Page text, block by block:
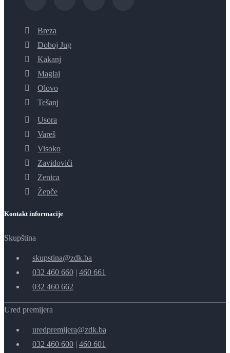
Breza
Doboj Jug
Kakanj
Maglaj
Olovo
Tešanj
Usora
Vareš
Visoko
Zavidovići
Zenica
Žepče
Kontakt informacije
Skupština
skupstina@zdk.ba
032 460 660 | 460 661
032 460 662
Ured premijera
uredpremijera@zdk.ba
032 460 600 | 460 601